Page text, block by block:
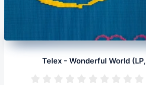
Telex - Wonderful World